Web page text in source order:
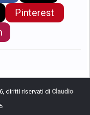
Pinterest
diritti riservati di Claudio